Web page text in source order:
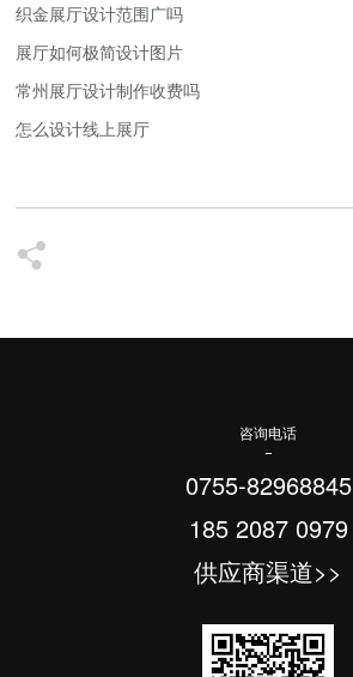
织金展厅设计范围广吗
展厅如何极简设计图片
常州展厅设计制作收费吗
怎么设计线上展厅
咨询电话
0755-82968845
185 2087 0979
供应商渠道>>